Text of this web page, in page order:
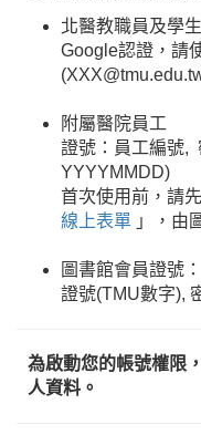
北醫教職員及學生
Google認證，請
附屬醫院員工
證號：員工編號,
YYYYMMDD)
首次使用前，請
線上表單 」，由
圖書館會員證號：
證號(TMU數字),
為啟動您的帳號權限
人資料。